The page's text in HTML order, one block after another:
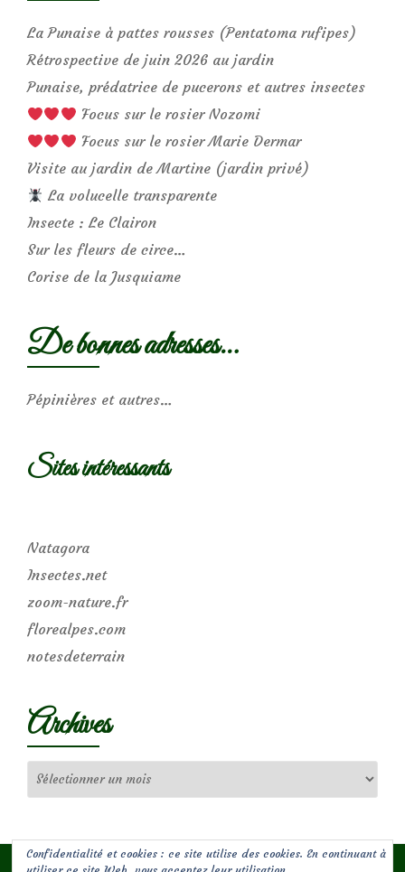
La Punaise à pattes rousses (Pentatoma rufipes)
Rétrospective de juin 2026 au jardin
Punaise, prédatrice de pucerons et autres insectes
Focus sur le rosier Nozomi
Focus sur le rosier Marie Dermar
Visite au jardin de Martine (jardin privé)
La volucelle transparente
Insecte : Le Clairon
Sur les fleurs de circe…
Corise de la Jusquiame
De bonnes adresses…
Pépinières et autres…
Sites intéressants
Natagora
Insectes.net
zoom-nature.fr
florealpes.com
notesdeterrain
Archives
Confidentialité et cookies : ce site utilise des cookies. En continuant à